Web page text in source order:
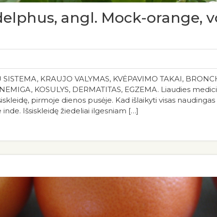
angl. Mock-orange,
KRAUJO VALYMAS, KVĖPAVIMO TAKAI,
KOSULYS, DERMATITAS, EGZEMA. Liaudies
pirmoje dienos pusėje. Kad išlaikyti visas
Išsiskleidę žiedeliai ilgesniam […]